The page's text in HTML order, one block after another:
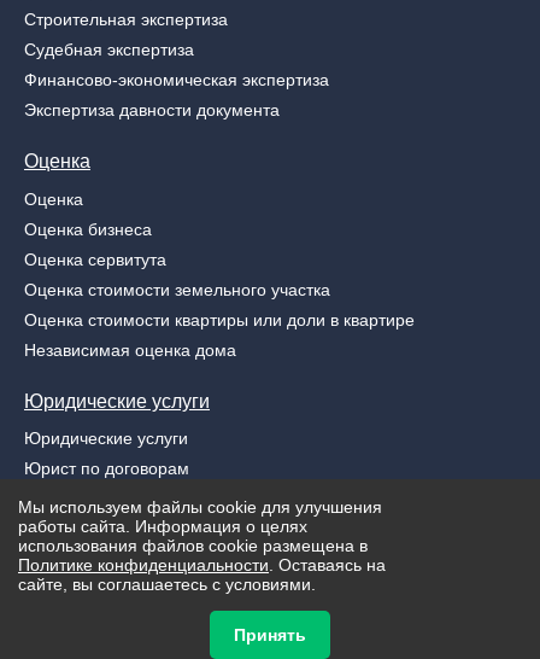
Строительная экспертиза
Судебная экспертиза
Финансово-экономическая экспертиза
Экспертиза давности документа
Оценка
Оценка
Оценка бизнеса
Оценка сервитута
Оценка стоимости земельного участка
Оценка стоимости квартиры или доли в квартире
Независимая оценка дома
Юридические услуги
Юридические услуги
Юрист по договорам
Узаконение самовольных строений
Защита интеллектуальной собственности
Юридическая услуга по взысканию задолженности
Мы используем файлы cookie для улучшения
работы сайта. Информация о целях
использования файлов cookie размещена в
Политике конфиденциальности . Оставаясь на
сайте, вы соглашаетесь с условиями.
Принять